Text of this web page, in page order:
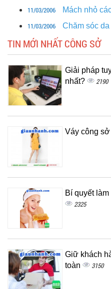
11/03/2006 Mách nhỏ
11/03/2006 Chăm sóc
TIN MỚI NHẤT CÔNG SỞ
Giải pháp
nhất?
2190
Váy công
Bí quyết
2325
Giữ khách
toàn
3150